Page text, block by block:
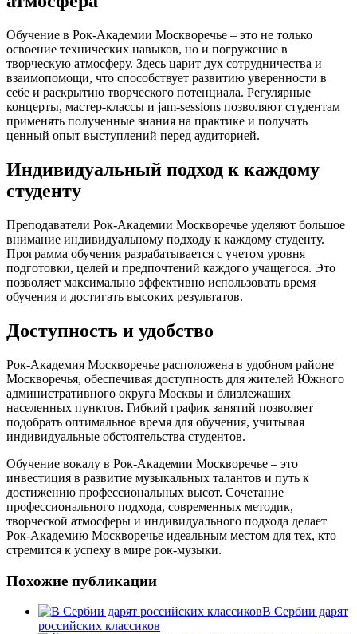
Обучение в Рок-Академии Москворечье – это не только
освоение технических навыков, но и погружение в
творческую атмосферу. Здесь царит дух сотрудничества и
взаимопомощи, что способствует развитию уверенности в
себе и раскрытию творческого потенциала. Регулярные
концерты, мастер-классы и jam-sessions позволяют студентам
применять полученные знания на практике и получать
ценный опыт выступлений перед аудиторией.
Индивидуальный подход к каждому
студенту
Преподаватели Рок-Академии Москворечье уделяют большое
внимание индивидуальному подходу к каждому студенту.
Программа обучения разрабатывается с учетом уровня
подготовки, целей и предпочтений каждого учащегося. Это
позволяет максимально эффективно использовать время
обучения и достигать высоких результатов.
Доступность и удобство
Рок-Академия Москворечье расположена в удобном районе
Москворечья, обеспечивая доступность для жителей Южного
административного округа Москвы и близлежащих
населенных пунктов. Гибкий график занятий позволяет
подобрать оптимальное время для обучения, учитывая
индивидуальные обстоятельства студентов.
Обучение вокалу в Рок-Академии Москворечье – это
инвестиция в развитие музыкальных талантов и путь к
достижению профессиональных высот. Сочетание
профессионального подхода, современных методик,
творческой атмосферы и индивидуального подхода делает
Рок-Академию Москворечье идеальным местом для тех, кто
стремится к успеху в мире рок-музыки.
Похожие публикации
В Сербии дарят
российских классиков